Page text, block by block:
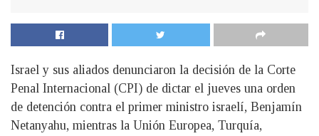
Israel y sus aliados denunciaron la decisión de la Corte
Penal Internacional (CPI) de dictar el jueves una orden
de detención contra el primer ministro israelí, Benjamín
Netanyahu, mientras la Unión Europea, Turquía,